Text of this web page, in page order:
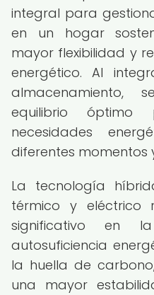
integral para
en un hogar
mayor flexibilidad y
energético. Al
equilibrio óptimo
necesidades
diferentes momentos
La tecnología
térmico y eléctrico
significativo en
autosuficiencia
la huella de
una mayor